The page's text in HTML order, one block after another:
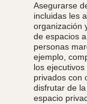
Asegurarse
incluidas les
organización
de espacios
personas
ejemplo,
los
privados con
disfrutar de
espacio